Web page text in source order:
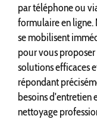
par téléphone ou
formulaire en ligne.
se mobilisent
pour vous proposer
solutions efficaces
répondant
besoins d'entretien
nettoyage